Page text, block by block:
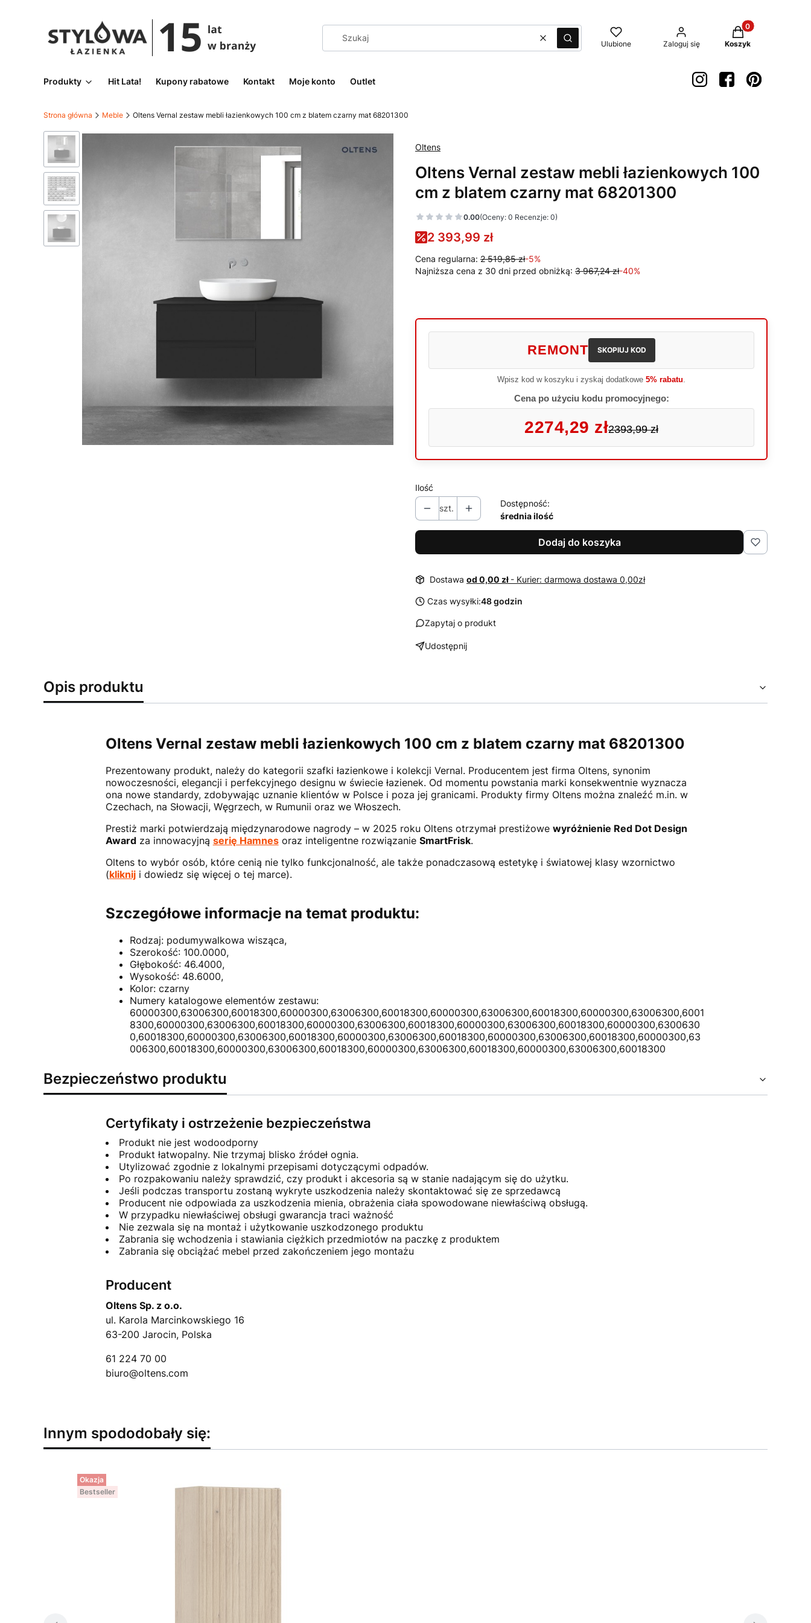
WyczyśćSzukaj Ulubione Zaloguj się
Produkty w
Koszyk
Produkty Hit Lata! Kupony rabatowe Kontakt Moje konto Outlet
Strona główna Meble Oltens Vernal zestaw mebli łazienkowych 100 cm z blatem czarny mat 68201300
Oltens
Oltens Vernal zestaw mebli łazienkowych 100
cm z blatem czarny mat 68201300
0.00(Oceny: 0 Recenzje: 0)
2 393,99 zł
Cena regularna: 2 519,85 zł-5%
Najniższa cena z 30 dni przed obniżką: 3 967,24 zł-40%
REMONT SKOPIUJ KOD
Wpisz kod w koszyku i zyskaj dodatkowe 5% rabatu.
Cena po użyciu kodu promocyjnego:
2274,29 zł2393,99 zł
Ilość
szt.
Dostępność:
średnia ilość
Dodaj do koszyka
Dostawa od 0,00 zł - Kurier: darmowa dostawa 0,00zł
Czas wysyłki:48 godzin
Zapytaj o produkt
Udostępnij
Opis produktu
Oltens Vernal zestaw mebli łazienkowych 100 cm z blatem czarny mat 68201300
Prezentowany produkt, należy do kategorii szafki łazienkowe i kolekcji Vernal. Producentem jest firma Oltens, synonim
nowoczesności, elegancji i perfekcyjnego designu w świecie łazienek. Od momentu powstania marki konsekwentnie wyznacza
ona nowe standardy, zdobywając uznanie klientów w Polsce i poza jej granicami. Produkty firmy Oltens można znaleźć m.in. w
Czechach, na Słowacji, Węgrzech, w Rumunii oraz we Włoszech.
Prestiż marki potwierdzają międzynarodowe nagrody – w 2025 roku Oltens otrzymał prestiżowe wyróżnienie Red Dot Design
Awardza innowacyjną serię Hamnesoraz inteligentne rozwiązanie SmartFrisk.
Oltens to wybór osób, które cenią nie tylko funkcjonalność, ale także ponadczasową estetykę i światowej klasy wzornictwo
(klikniji dowiedz się więcej o tej marce).
Szczegółowe informacje na temat produktu:
Rodzaj: podumywalkowa wisząca,
Szerokość: 100.0000,
Głębokość: 46.4000,
Wysokość: 48.6000,
Kolor: czarny
Numery katalogowe elementów zestawu:
60000300,63006300,60018300,60000300,63006300,60018300,60000300,63006300,60018300,60000300,63006300,6001
8300,60000300,63006300,60018300,60000300,63006300,60018300,60000300,63006300,60018300,60000300,6300630
0,60018300,60000300,63006300,60018300,60000300,63006300,60018300,60000300,63006300,60018300,60000300,63
006300,60018300,60000300,63006300,60018300,60000300,63006300,60018300,60000300,63006300,60018300
Bezpieczeństwo produktu
Certyfikaty i ostrzeżenie bezpieczeństwa
Produkt nie jest wodoodporny
Produkt łatwopalny. Nie trzymaj blisko źródeł ognia.
Utylizować zgodnie z lokalnymi przepisami dotyczącymi odpadów.
Po rozpakowaniu należy sprawdzić, czy produkt i akcesoria są w stanie nadającym się do użytku.
Jeśli podczas transportu zostaną wykryte uszkodzenia należy skontaktować się ze sprzedawcą
Producent nie odpowiada za uszkodzenia mienia, obrażenia ciała spowodowane niewłaściwą obsługą.
W przypadku niewłaściwej obsługi gwarancja traci ważność
Nie zezwala się na montaż i użytkowanie uszkodzonego produktu
Zabrania się wchodzenia i stawiania ciężkich przedmiotów na paczkę z produktem
Zabrania się obciążać mebel przed zakończeniem jego montażu
Producent
Oltens Sp. z o.o.
ul. Karola Marcinkowskiego 16
63-200 Jarocin, Polska
61 224 70 00
biuro@oltens.com
Innym spododobały się:
Okazja
Bestseller
Zostaw swój numer telefonu.
ZAMÓW ROZMOWĘ
Nie, dziękuję